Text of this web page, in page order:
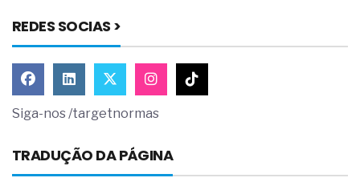
REDES SOCIAS >
Siga-nos /targetnormas
TRADUÇÃO DA PÁGINA